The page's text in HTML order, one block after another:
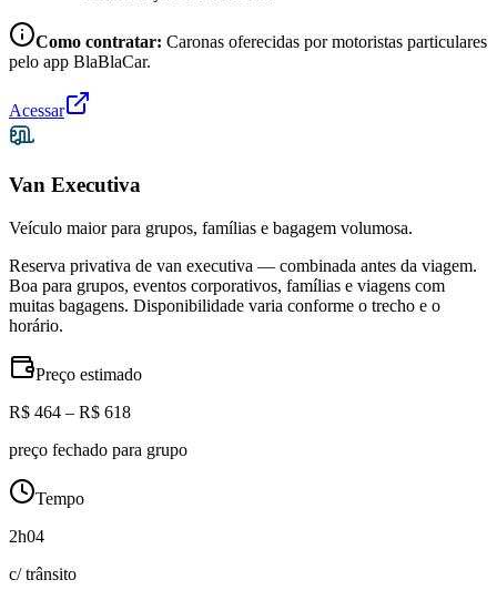
Como contratar: Caronas oferecidas por motoristas particulares
pelo app BlaBlaCar.
Acessar
Van Executiva
Veículo maior para grupos, famílias e bagagem volumosa.
Reserva privativa de van executiva — combinada antes da viagem.
Boa para grupos, eventos corporativos, famílias e viagens com
muitas bagagens. Disponibilidade varia conforme o trecho e o
horário.
Preço estimado
R$ 464 – R$ 618
preço fechado para grupo
Tempo
2h04
c/ trânsito